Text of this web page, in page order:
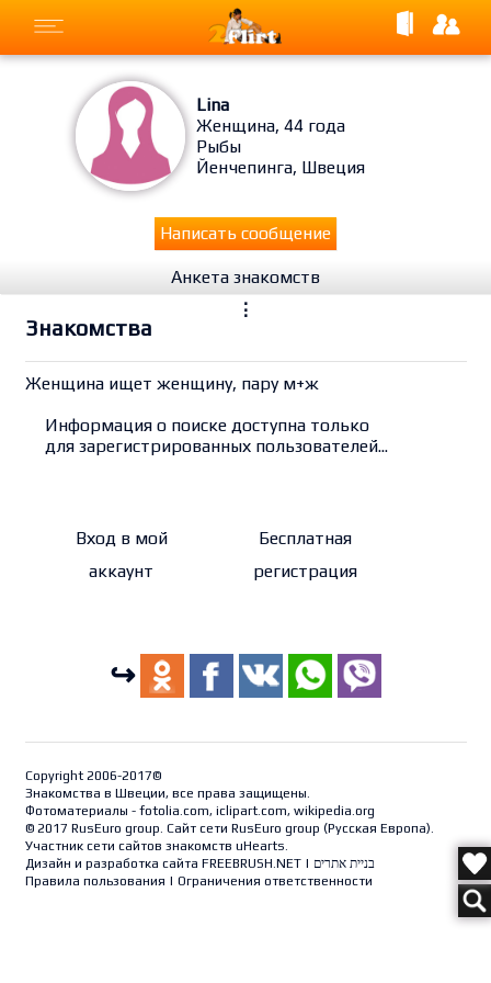
Lina
Женщина, 44 года
Рыбы
Йенчепинга, Швеция
Написать сообщение
Анкета знакомств
⋮
Знакомства
Женщина ищет женщину, пару м+ж
Информация о поиске доступна только
для зарегистрированных пользователей...
Вход в мой
аккаунт
Бесплатная
регистрация
↪
Copyright 2006-2017©
Знакомства в Швеции, все права защищены.
Фотоматериалы - fotolia.com, iclipart.com, wikipedia.org
© 2017 RusEuro group. Сайт сети RusEuro group (Русская Европа).
Участник сети сайтов знакомств uHearts.
Дизайн и разработка сайта FREEBRUSH.NET| בניית אתרים
Правила пользования | Ограничения ответственности